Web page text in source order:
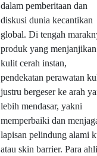
dalam pemberitaan dan
diskusi dunia kecantikan
global. Di tengah
produk yang menjanjikan
kulit cerah instan,
pendekatan perawatan
justru bergeser ke arah
lebih mendasar, yakni
memperbaiki dan
lapisan pelindung alami
atau skin barrier. Para ahli